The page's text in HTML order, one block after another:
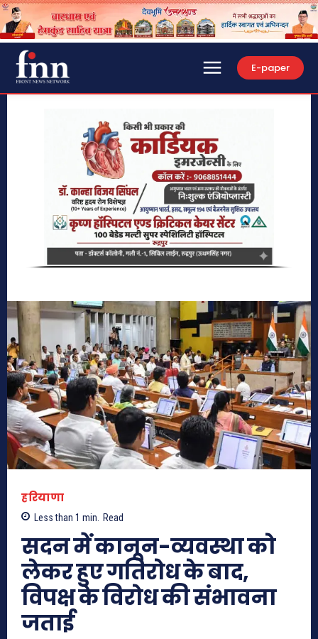
E-paper
हरियाणा
Less than 1 min. Read
सदन में कानून-व्यवस्था को
लेकर हुए गतिरोध के बाद,
विपक्ष के विरोध की संभावना
जताई